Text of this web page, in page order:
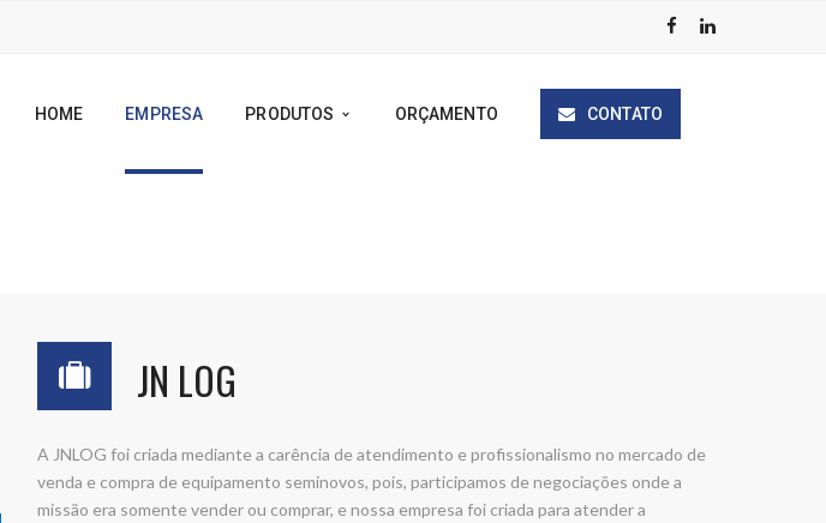
HOME EMPRESA PRODUTOS ORÇAMENTO CONTATO
JN LOG
A JNLOG foi criada mediante a carência de atendimento e profissionalismo no mercado de
venda e compra de equipamento seminovos, pois, participamos de negociações onde a
missão era somente vender ou comprar, e nossa empresa foi criada para atender a